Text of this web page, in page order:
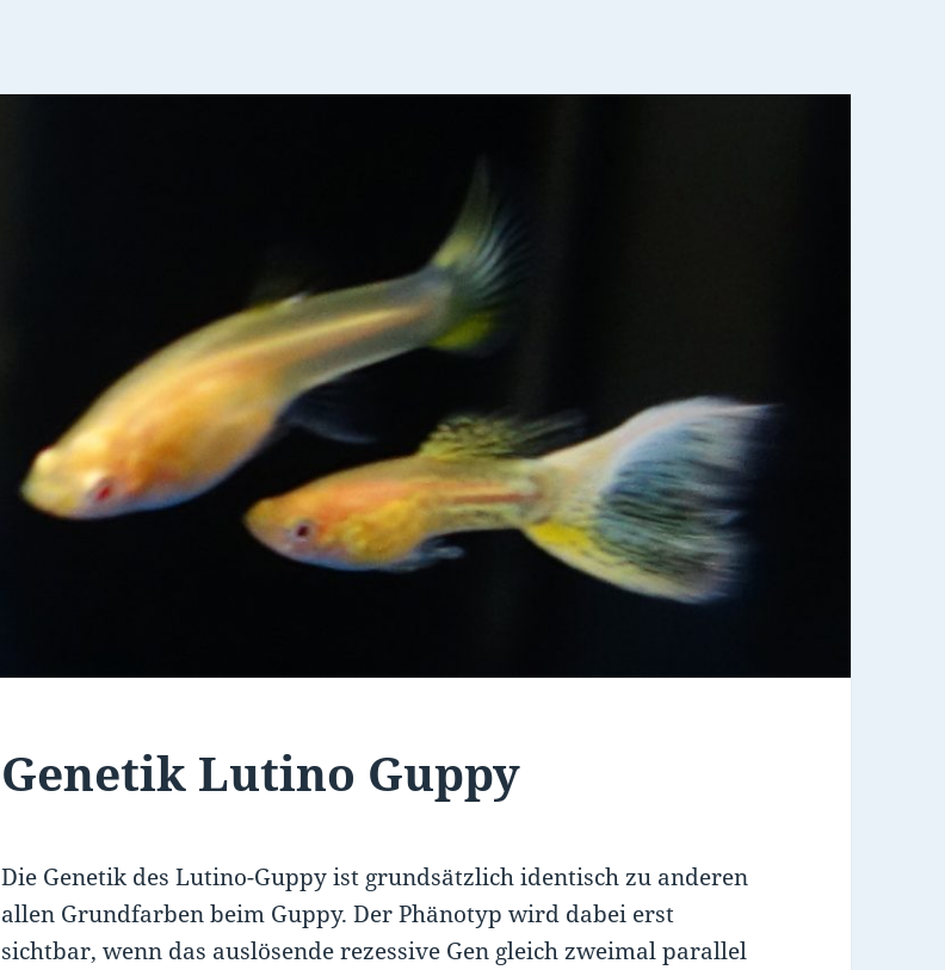
Genetik Lutino Guppy
Die Genetik des Lutino-Guppy ist grundsätzlich identisch zu anderen
allen Grundfarben beim Guppy. Der Phänotyp wird dabei erst
sichtbar, wenn das auslösende rezessive Gen gleich zweimal parallel